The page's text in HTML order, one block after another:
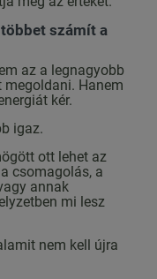
számít a
az a legnagyobb
megoldani. Hanem
kér.
igaz.
ott lehet az
csomagolás, a
annak
mi lesz
nem kell újra